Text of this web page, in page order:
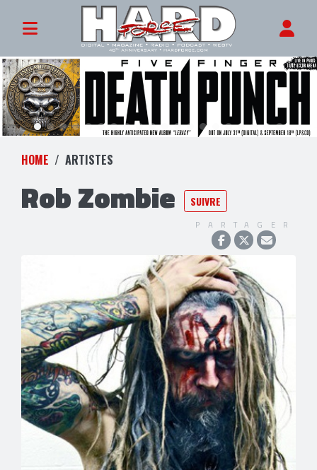
HOME ARTISTES
Rob Zombie SUIVRE
PARTAGER